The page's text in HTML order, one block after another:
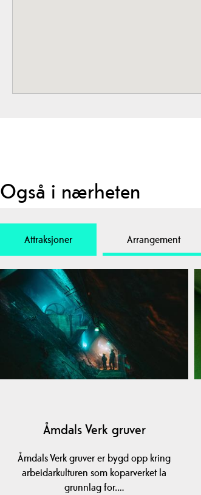
Også i nærheten
Attraksjoner Arrangement
Åmdals Verk gruver
Åmdals Verk gruver er bygd opp kring
arbeidarkulturen som koparverket la
grunnlag for.…